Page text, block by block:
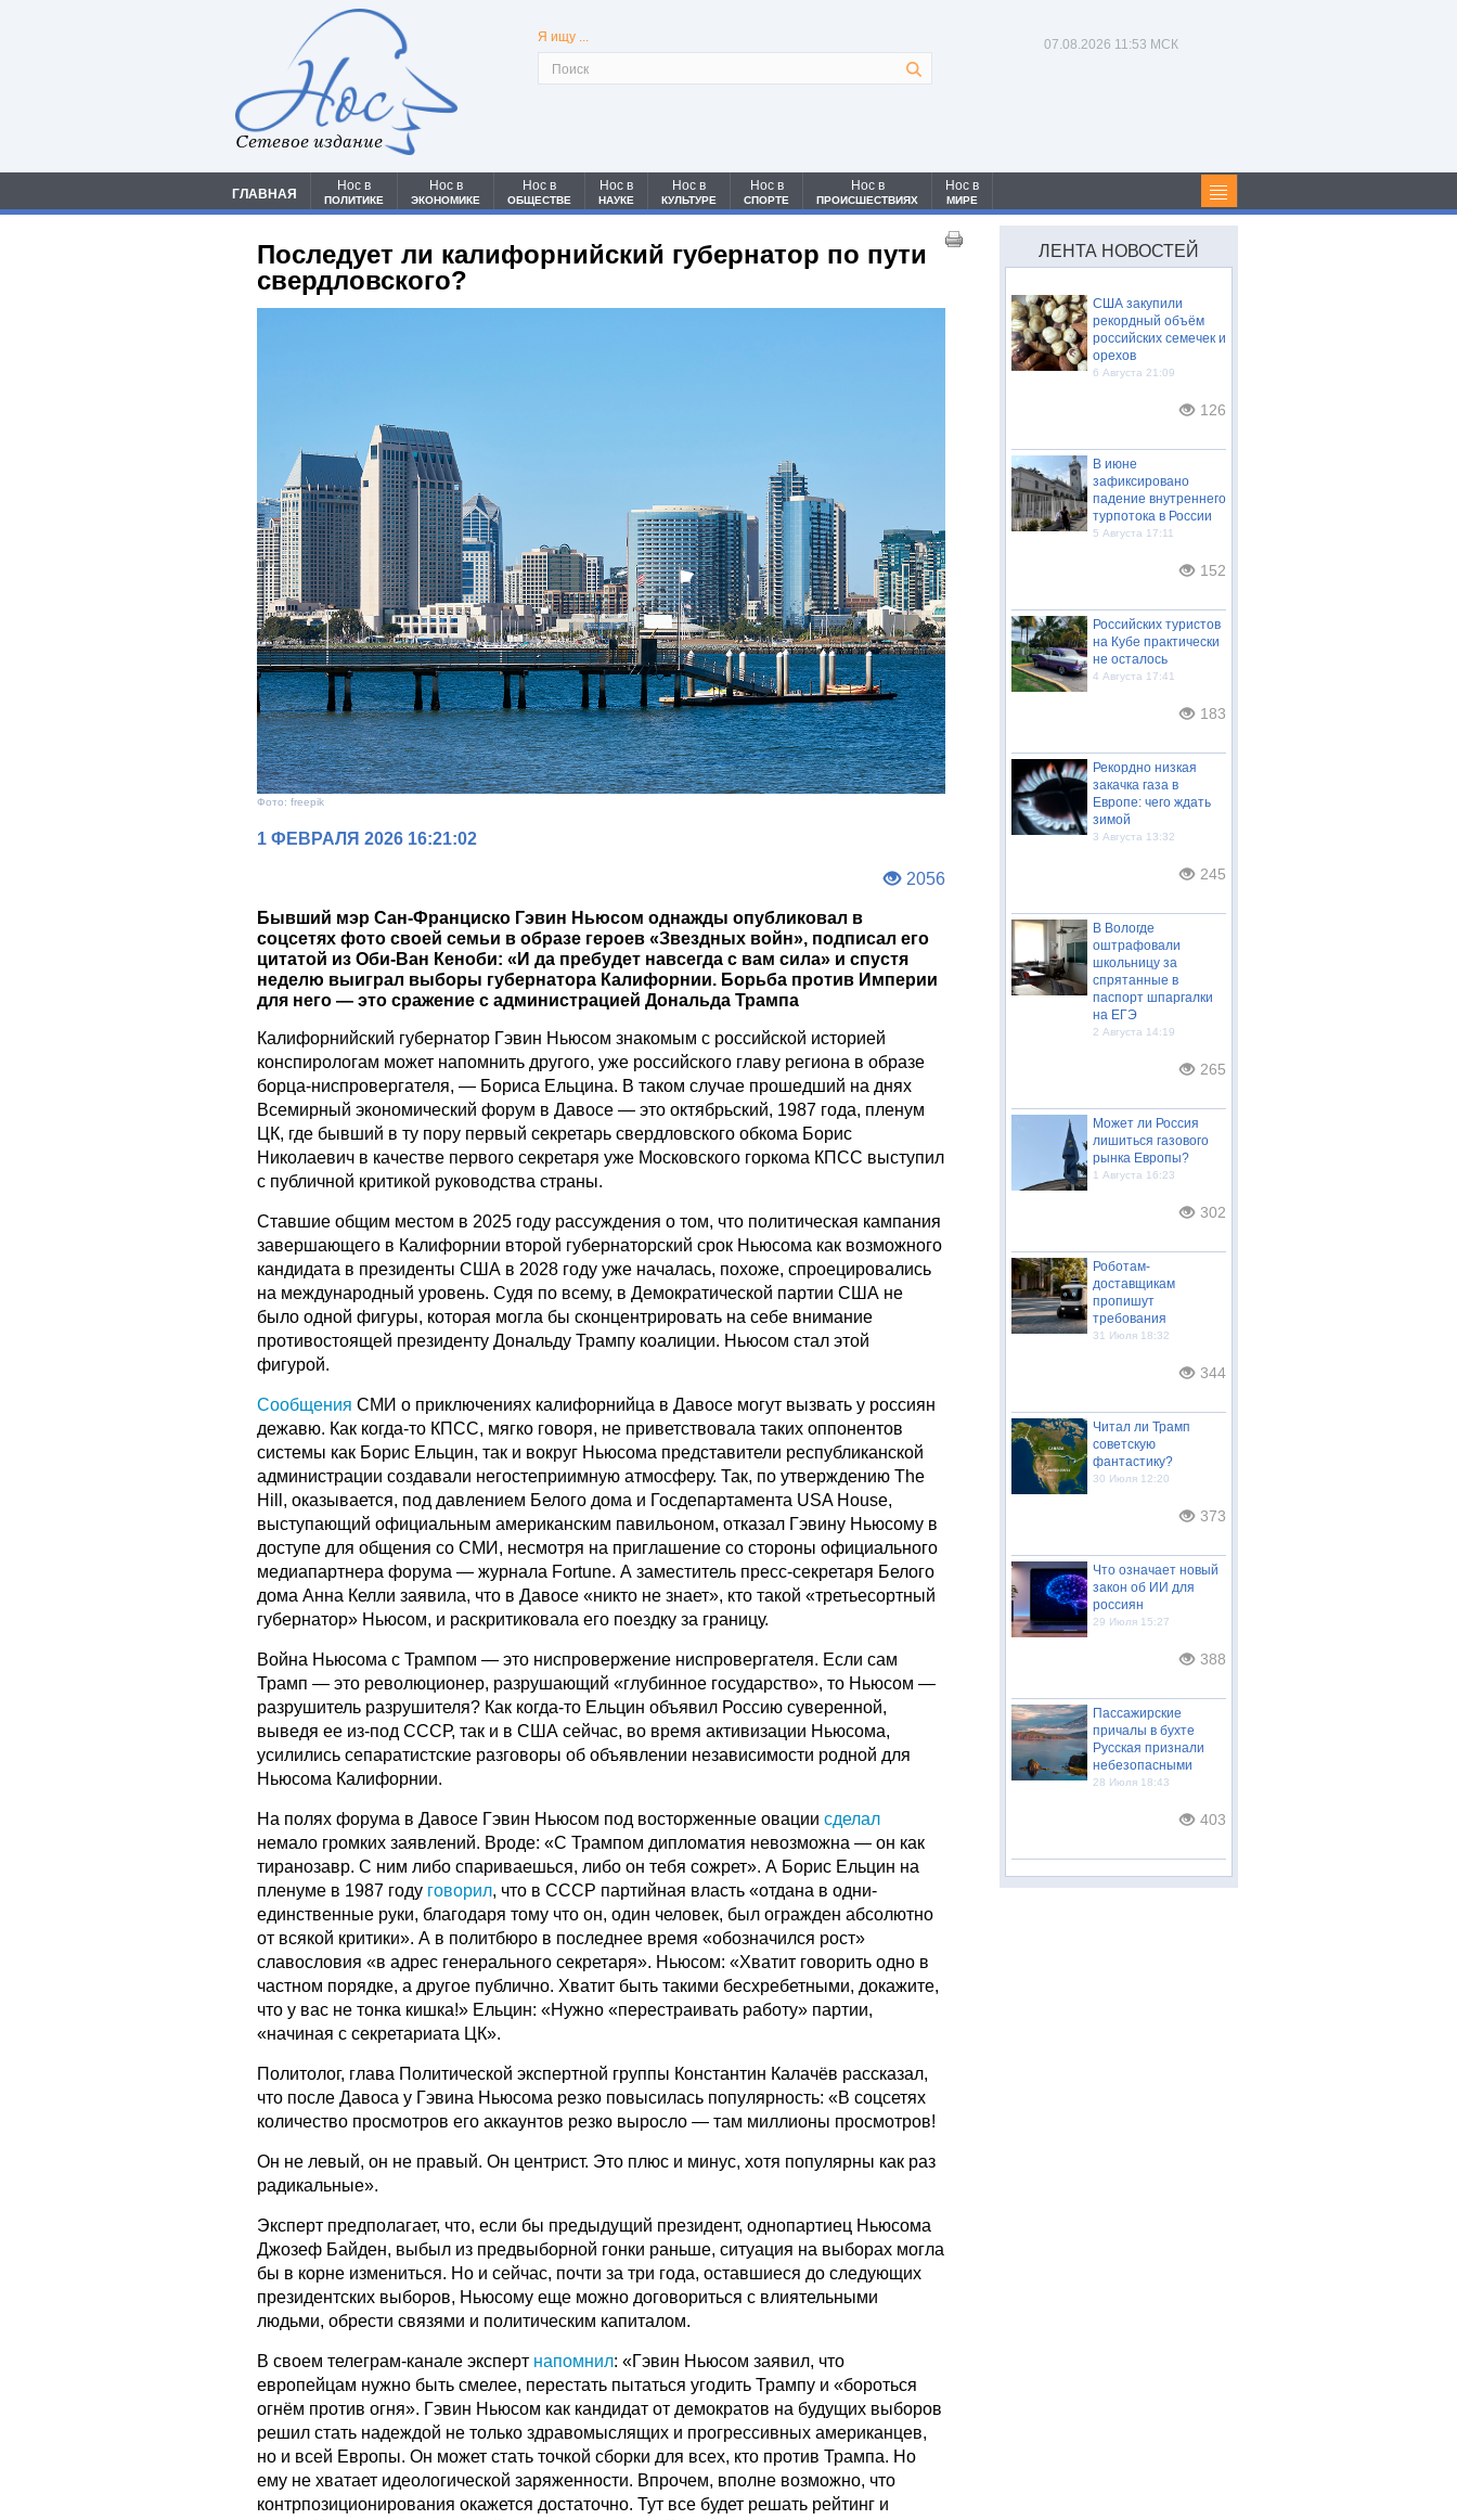
Сетевое издание
Я ищу ... 07.08.2026 11:53 МСК
ГЛАВНАЯ
Нос в
ПОЛИТИКЕ
Нос в
ЭКОНОМИКЕ
Нос в
ОБЩЕСТВЕ
Нос в
НАУКЕ
Нос в
КУЛЬТУРЕ
Нос в
СПОРТЕ
Нос в
ПРОИСШЕСТВИЯХ
Нос в
МИРЕ
Последует ли калифорнийский губернатор по пути
свердловского?
Фото: freepik
1 ФЕВРАЛЯ 2026 16:21:02
2056
Бывший мэр Сан-Франциско Гэвин Ньюсом однажды опубликовал в
соцсетях фото своей семьи в образе героев «Звездных войн», подписал его
цитатой из Оби-Ван Кеноби: «И да пребудет навсегда с вам сила» и спустя
неделю выиграл выборы губернатора Калифорнии. Борьба против Империи
для него — это сражение с администрацией Дональда Трампа
Калифорнийский губернатор Гэвин Ньюсом знакомым с российской историей
конспирологам может напомнить другого, уже российского главу региона в образе
борца-ниспровергателя, — Бориса Ельцина. В таком случае прошедший на днях
Всемирный экономический форум в Давосе — это октябрьский, 1987 года, пленум
ЦК, где бывший в ту пору первый секретарь свердловского обкома Борис
Николаевич в качестве первого секретаря уже Московского горкома КПСС выступил
с публичной критикой руководства страны.
Ставшие общим местом в 2025 году рассуждения о том, что политическая кампания
завершающего в Калифорнии второй губернаторский срок Ньюсома как возможного
кандидата в президенты США в 2028 году уже началась, похоже, спроецировались
на международный уровень. Судя по всему, в Демократической партии США не
было одной фигуры, которая могла бы сконцентрировать на себе внимание
противостоящей президенту Дональду Трампу коалиции. Ньюсом стал этой
фигурой.
Сообщения СМИ о приключениях калифорнийца в Давосе могут вызвать у россиян
дежавю. Как когда-то КПСС, мягко говоря, не приветствовала таких оппонентов
системы как Борис Ельцин, так и вокруг Ньюсома представители республиканской
администрации создавали негостеприимную атмосферу. Так, по утверждению The
Hill, оказывается, под давлением Белого дома и Госдепартамента USA House,
выступающий официальным американским павильоном, отказал Гэвину Ньюсому в
доступе для общения со СМИ, несмотря на приглашение со стороны официального
медиапартнера форума — журнала Fortune. А заместитель пресс-секретаря Белого
дома Анна Келли заявила, что в Давосе «никто не знает», кто такой «третьесортный
губернатор» Ньюсом, и раскритиковала его поездку за границу.
Война Ньюсома с Трампом — это ниспровержение ниспровергателя. Если сам
Трамп — это революционер, разрушающий «глубинное государство», то Ньюсом —
разрушитель разрушителя? Как когда-то Ельцин объявил Россию суверенной,
выведя ее из-под СССР, так и в США сейчас, во время активизации Ньюсома,
усилились сепаратистские разговоры об объявлении независимости родной для
Ньюсома Калифорнии.
На полях форума в Давосе Гэвин Ньюсом под восторженные овациисделал
немало громких заявлений. Вроде: «С Трампом дипломатия невозможна — он как
тиранозавр. С ним либо спариваешься, либо он тебя сожрет». А Борис Ельцин на
пленуме в 1987 году говорил, что в СССР партийная власть «отдана в одни-
единственные руки, благодаря тому что он, один человек, был огражден абсолютно
от всякой критики». А в политбюро в последнее время «обозначился рост»
славословия «в адрес генерального секретаря». Ньюсом: «Хватит говорить одно в
частном порядке, а другое публично. Хватит быть такими бесхребетными, докажите,
что у вас не тонка кишка!» Ельцин: «Нужно «перестраивать работу» партии,
«начиная с секретариата ЦК».
Политолог, глава Политической экспертной группы Константин Калачёв рассказал,
что после Давоса у Гэвина Ньюсома резко повысилась популярность: «В соцсетях
количество просмотров его аккаунтов резко выросло — там миллионы просмотров!
Он не левый, он не правый. Он центрист. Это плюс и минус, хотя популярны как раз
радикальные».
Эксперт предполагает, что, если бы предыдущий президент, однопартиец Ньюсома
Джозеф Байден, выбыл из предвыборной гонки раньше, ситуация на выборах могла
бы в корне измениться. Но и сейчас, почти за три года, оставшиеся до следующих
президентских выборов, Ньюсому еще можно договориться с влиятельными
людьми, обрести связями и политическим капиталом.
В своем телеграм-канале эксперт напомнил: «Гэвин Ньюсом заявил, что
европейцам нужно быть смелее, перестать пытаться угодить Трампу и «бороться
огнём против огня». Гэвин Ньюсом как кандидат от демократов на будущих выборов
решил стать надеждой не только здравомыслящих и прогрессивных американцев,
но и всей Европы. Он может стать точкой сборки для всех, кто против Трампа. Но
ему не хватает идеологической заряженности. Впрочем, вполне возможно, что
контрпозиционирования окажется достаточно. Тут все будет решать рейтинг и
ЛЕНТА НОВОСТЕЙ
США закупили
рекордный объём
российских семечек и
орехов
6 Августа 21:09
126
В июне
зафиксировано
падение внутреннего
турпотока в России
5 Августа 17:11
152
Российских туристов
на Кубе практически
не осталось
4 Августа 17:41
183
Рекордно низкая
закачка газа в
Европе: чего ждать
зимой
3 Августа 13:32
245
В Вологде
оштрафовали
школьницу за
спрятанные в
паспорт шпаргалки
на ЕГЭ
2 Августа 14:19
265
Может ли Россия
лишиться газового
рынка Европы?
1 Августа 16:23
302
Роботам-
доставщикам
пропишут
требования
31 Июля 18:32
344
Читал ли Трамп
советскую
фантастику?
30 Июля 12:20
373
Что означает новый
закон об ИИ для
россиян
29 Июля 15:27
388
Пассажирские
причалы в бухте
Русская признали
небезопасными
28 Июля 18:43
403